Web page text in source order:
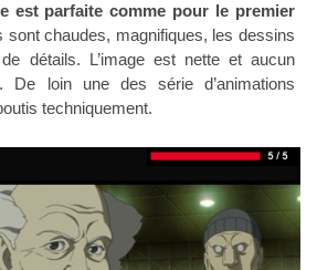
est parfaite comme pour le premier
sont chaudes, magnifiques, les dessins
détails. L’image est nette et aucun
De loin une des série d’animations
techniquement.